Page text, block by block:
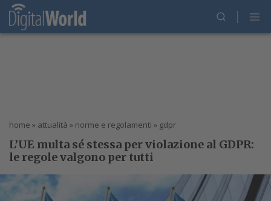
home » attualità » norme e regolamenti » gdpr
L’UE multa sé stessa per violazione al GDPR:
le regole valgono per tutti